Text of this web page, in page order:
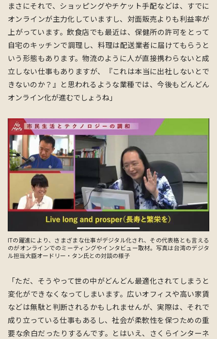
まさにそれで、ショッピングやチケット⼿配などは、すでに
オンラインが主⼒化していますし、対⾯販売よりも利益率が
上がっています。飲⾷店でも最近は、保健所の許可をとって
⾃宅のキッチンで調理し、料理は配送業者に届けてもらうと
いう形態もあります。物流のように⼈が直接携わらないと成
⽴しない仕事もありますが、『これは本当に出社しないとで
きないのか？』と思われるような業種では、今後もどんどん
オンライン化が進むでしょうね」
ITの躍進により、さまざまな仕事がデジタル化され、その代表格とも言える
のがオンラインでのミーティングやインタビュー取材。写真は台湾のデジタ
ル担当大臣オードリー・タン氏との対談の様子
「ただ、そうやって世の中がどんどん最適化されてしまうと
変化ができなくなってしまいます。広いオフィスや高い家賃
などは無駄と判断されるかもしれませんが、実際は、それで
成り立っている仕事もあるし、社会が柔軟性を保つための重
要な余白だったりするんです。 とはいえ、さくらインターネ